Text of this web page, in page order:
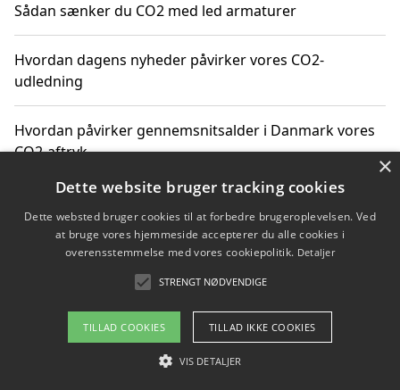
Sådan sænker du CO2 med led armaturer
Hvordan dagens nyheder påvirker vores CO2-
udledning
Hvordan påvirker gennemsnitsalder i Danmark vores
CO2-aftryk
Hvordan nyheder om CO2-udledning påvirker vores
hverdag
Om / kontakt
Blog Betingelser
×
Dette website bruger tracking cookies
Dette websted bruger cookies til at forbedre brugeroplevelsen. Ved
at bruge vores hjemmeside accepterer du alle cookies i
overensstemmelse med vores cookiepolitik. Detaljer
STRENGT NØDVENDIGE
TILLAD COOKIES TILLAD IKKE COOKIES
VIS DETALJER